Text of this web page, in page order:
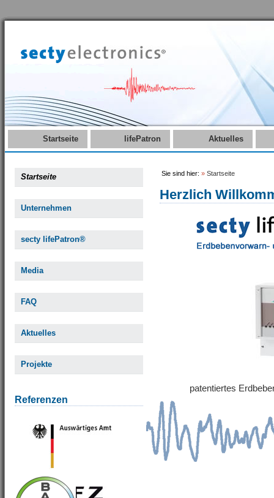
Startseite lifePatron Aktuelles
Startseite
Unternehmen
secty lifePatron®
Media
FAQ
Aktuelles
Projekte
Referenzen
Sie sind hier: » Startseite
Herzlich
patentiertes